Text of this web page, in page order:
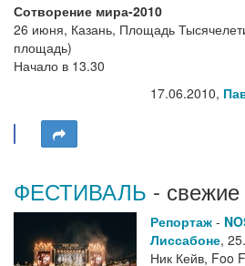
Сотворение мира-2010
26 июня, Казань, Площадь
площадь)
Начало в 13.30
17.06.2010,
ФЕСТИВАЛЬ -
Репортаж -
Лиссабоне,
Ник Кейв, Foo